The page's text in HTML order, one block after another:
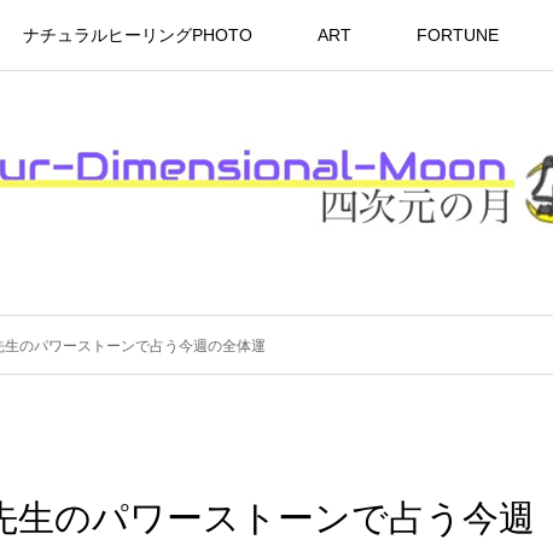
ナチュラルヒーリングPHOTO ART FORTUNE
のパワーストーンで占う今週の全体運
のパワーストーンで占う今週